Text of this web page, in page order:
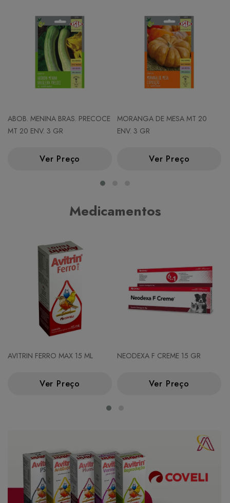
ABOB. MENINA BRAS. PRECOCE
MT 20 ENV. 3 GR
Ver Preço
MORANGA DE MESA MT 20
ENV. 3 GR
Ver Preço
Medicamentos
AVITRIN FERRO MAX 15 ML
Ver Preço
NEODEXA F CREME 15 GR
Ver Preço